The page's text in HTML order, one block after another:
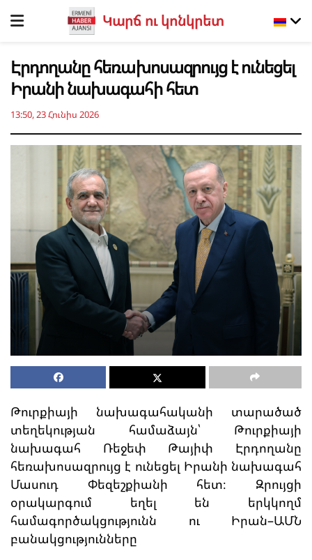
Կարճ ու կոնկրետ
Էրդողանը հեռախոսազրույց է ունեցել
Իրանի նախագահի հետ
13:50, 23 Հունիս 2026
Թուրքիայի նախագահականի տարածած
տեղեկության համաձայն՝ Թուրքիայի
նախագահ Ռեջեփ Թայիփ Էրդողանը
հեռախոսազրույց է ունեցել Իրանի նախագահ
Մասուդ Փեզեշքիանի հետ։ Զրույցի
օրակարգում եղել են երկկողմ
համագործակցությունն ու Իրան–ԱՄՆ
բանակցությունները